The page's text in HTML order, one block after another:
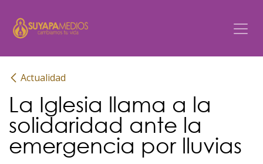
Actualidad
La Iglesia llama a la
solidaridad ante la
emergencia por lluvias